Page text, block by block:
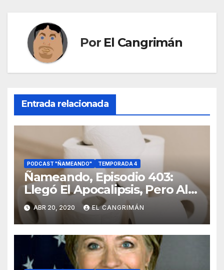
Por El Cangrimán
Entrada relacionada
PODCAST "ÑAMEANDO" TEMPORADA 4
Ñameando, Episodio 403:
Llegó El Apocalipsis, Pero Al
Menos Hay Netflix
ABR 20, 2020 EL CANGRIMÁN